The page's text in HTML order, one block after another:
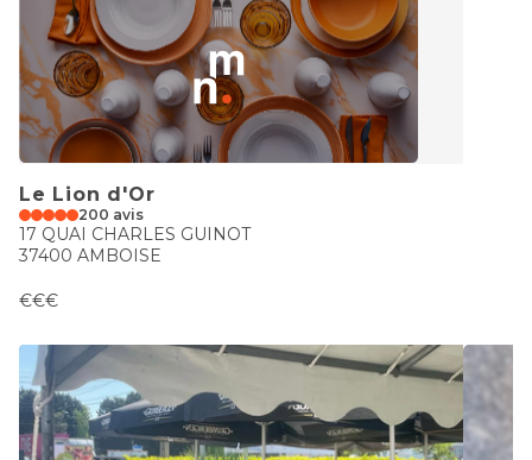
Le Lion d'Or
200 avis
17 QUAI CHARLES GUINOT
37400 AMBOISE
€€€